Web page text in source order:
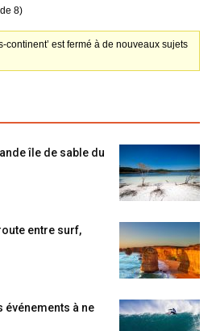
8)
continent’ est fermé à de nouveaux sujets
île de sable du
entre surf,
événements à ne